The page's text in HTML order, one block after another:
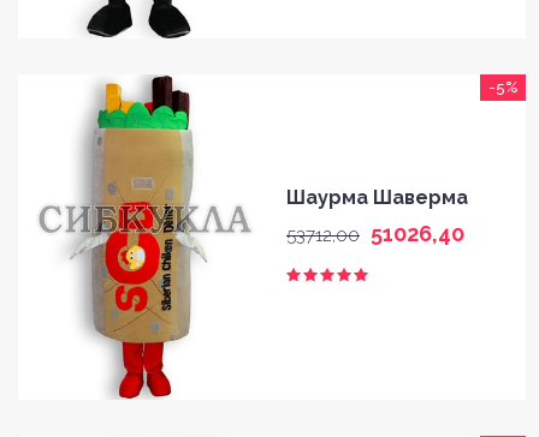
CONTACT -5%
Шаурма Шаверма
53712,00 51026,40